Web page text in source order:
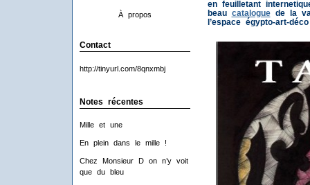
À propos
Contact
http://tinyurl.com/8qnxmbj
Notes récentes
Mille et une
En plein dans le mille !
Chez Monsieur D on n’y voit
que du bleu
en feuilletant
beau cataloguede la
l’espace égypto-art-